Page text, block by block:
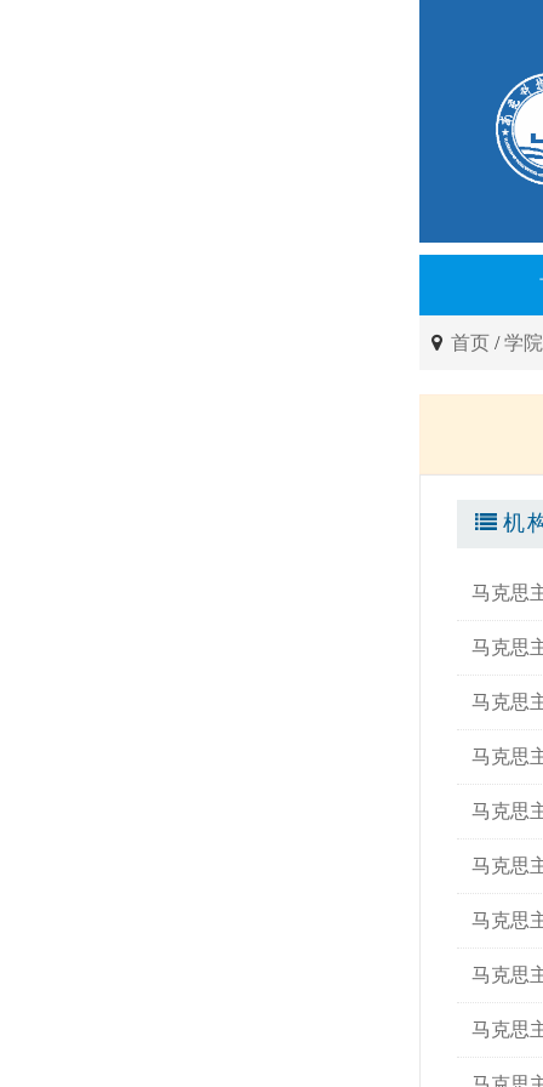
首页 /学
机
马克思
马克思
马克思
马克思
马克思
马克思
马克思
马克思
马克思